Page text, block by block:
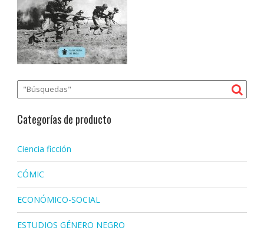
Categorías de producto
Ciencia ficción
CÓMIC
ECONÓMICO-SOCIAL
ESTUDIOS GÉNERO NEGRO